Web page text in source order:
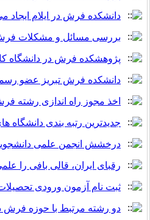
دانشکده فرش در ایلام ایجاد
بررسی مسائل و مشکلات فرش
پژوهشکده فرش در دانشگاه
دانشکده فرش تبریز عضو
اخذ مجوز راه اندازی رشته
جدیدترین رتبه بندی دانشگاه
درخشش انجمن علمی
رقبای ایران، قالی بافی را
ثبت نام آزمون ورودی تحصیلات
دو رشته مرتبط با حوزه فرش